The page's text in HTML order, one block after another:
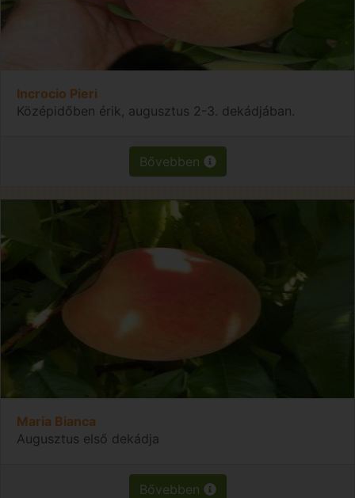
Incrocio Pieri
Középidőben érik, augusztus 2-3. dekádjában.
Bővebben
Maria Bianca
Augusztus első dekádja
Bővebben